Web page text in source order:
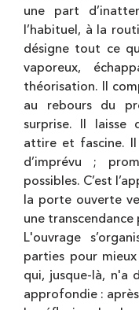
une part
l’habituel, à la
désigne tout ce
vaporeux,
théorisation. Il
au rebours du
surprise. Il laisse
attire et fascine. Il
d’imprévu ;
possibles. C’est
la porte ouverte
une transcendance
L'ouvrage
parties pour
qui, jusque-là, n'a
approfondie :